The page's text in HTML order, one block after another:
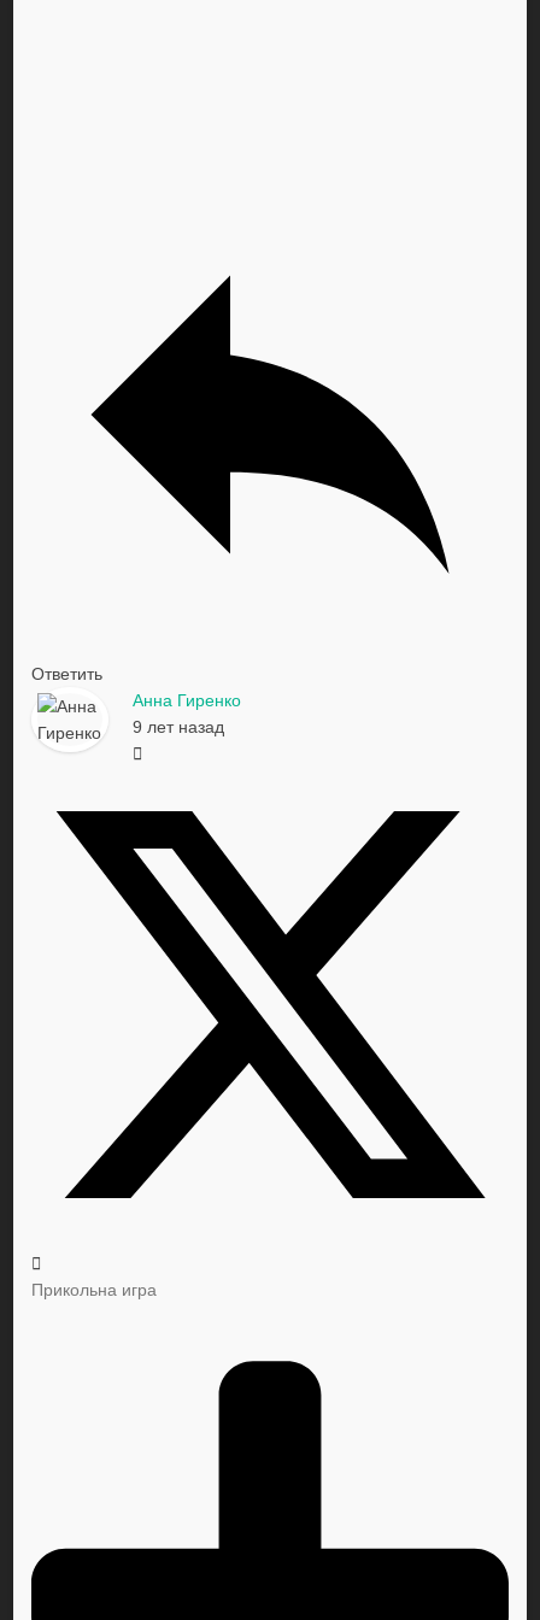
Ответить
Анна Гиренко
9 лет назад
Прикольна игра